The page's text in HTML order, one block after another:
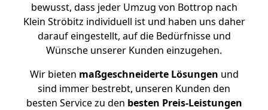
bewusst, dass jeder Umzug von Bottrop nach
Klein Ströbitz individuell ist und haben uns daher
darauf eingestellt, auf die Bedürfnisse und
Wünsche unserer Kunden einzugehen.
Wir bieten maßgeschneiderte Lösungen und
sind immer bestrebt, unseren Kunden den
besten Service zu den besten Preis-Leistungen